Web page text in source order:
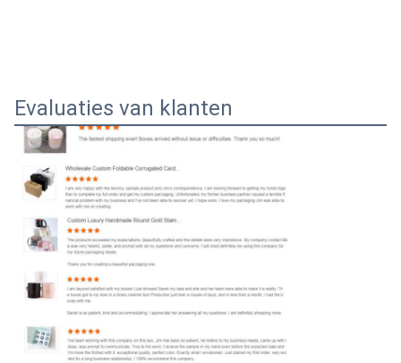
Evaluaties van klanten